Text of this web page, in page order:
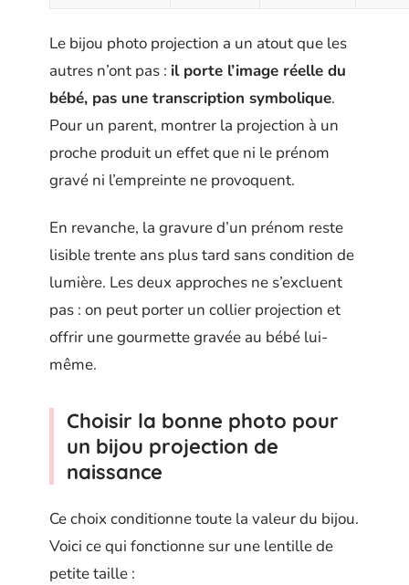
Le bijou photo projection a un atout que les
autres n’ont pas : il porte l’image réelle du
bébé, pas une transcription symbolique.
Pour un parent, montrer la projection à un
proche produit un effet que ni le prénom
gravé ni l’empreinte ne provoquent.
En revanche, la gravure d’un prénom reste
lisible trente ans plus tard sans condition de
lumière. Les deux approches ne s’excluent
pas : on peut porter un collier projection et
offrir une gourmette gravée au bébé lui-
même.
Choisir la bonne photo pour
un bijou projection de
naissance
Ce choix conditionne toute la valeur du bijou.
Voici ce qui fonctionne sur une lentille de
petite taille :